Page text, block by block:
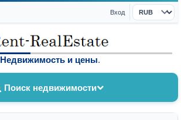
Вход
Валюта
Недвижимость и цены.
Поиск недвижимости